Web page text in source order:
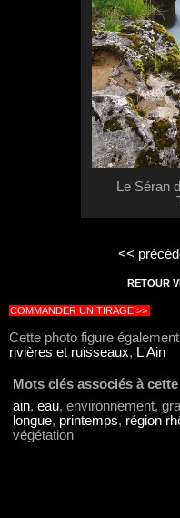
Le Séran
<<
RETOUR
COMMANDER UN TIRAGE >>
Cette photo figure
rivières et ruisseaux, L'Ain
Mots clés associés à
ain, eau, environnement,
longue, printemps, région
végétation